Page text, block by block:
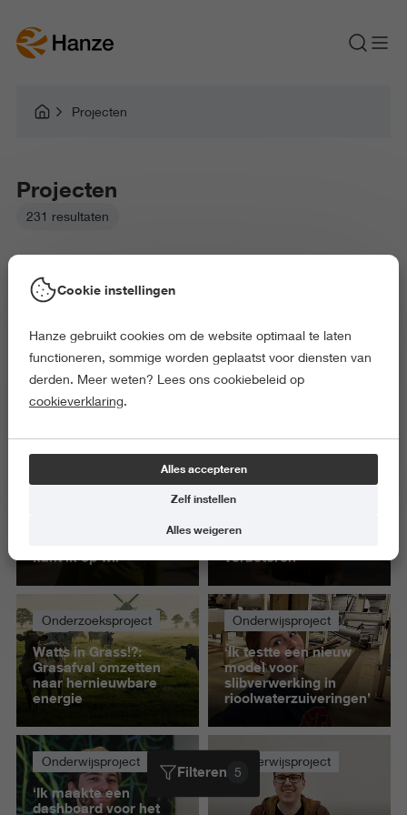
Projecten
Projecten
231 resultaten
Gekozen filters:
Taal en Communicatie
Aarde en Milieu
Economie en Management
Gezondheid en Sport
Kunst en Cultuur
afstudeerproject weet
kant ik op wil'
te testen kon ik mijn
verbeteren'
Onderzoeksproject
Watts in Grass!?:
Grasafval omzetten
naar hernieuwbare
energie
Onderwijsproject
‘Ik testte een nieuw
model voor
slibverwerking in
rioolwaterzuiveringen’
Onderwijsproject
‘Ik maakte een
dashboard voor het
Onderwijsproject
Filteren 5
Cookie instellingen
Hanze gebruikt cookies om de website optimaal te laten
functioneren, sommige worden geplaatst voor diensten van
derden. Meer weten? Lees ons cookiebeleid op
cookieverklaring.
Alles accepteren
Zelf instellen
Alles weigeren